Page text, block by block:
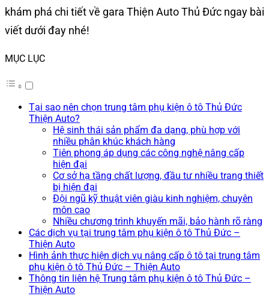
khám phá chi tiết về gara Thiện Auto Thủ Đức ngay bài
viết dưới đay nhé!
MỤC LỤC
Tại sao nên chọn trung tâm phụ kiện ô tô Thủ Đức
Thiện Auto?
Hệ sinh thái sản phẩm đa dạng, phù hợp với
nhiều phân khúc khách hàng
Tiên phong áp dụng các công nghệ nâng cấp
hiện đại
Cơ sở hạ tầng chất lượng, đầu tư nhiều trang thiết
bị hiện đại
Đội ngũ kỹ thuật viên giàu kinh nghiệm, chuyên
môn cao
Nhiều chương trình khuyến mãi, bảo hành rõ ràng
Các dịch vụ tại trung tâm phụ kiện ô tô Thủ Đức –
Thiện Auto
Hình ảnh thực hiện dịch vụ nâng cấp ô tô tại trung tâm
phụ kiện ô tô Thủ Đức – Thiện Auto
Thông tin liên hệ Trung tâm phụ kiện ô tô Thủ Đức –
Thiện Auto